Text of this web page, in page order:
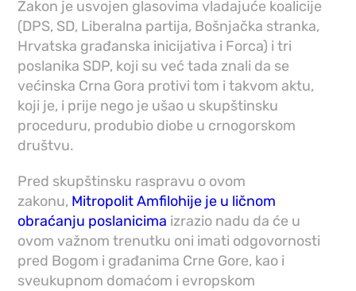
Zakon je usvojen glasovima vladajuće koalicije
(DPS, SD, Liberalna partija, Bošnjačka stranka,
Hrvatska građanska inicijativa i Forca) i tri
poslanika SDP, koji su već tada znali da se
većinska Crna Gora protivi tom i takvom aktu,
koji je, i prije nego je ušao u skupštinsku
proceduru, produbio diobe u crnogorskom
društvu.
Pred skupštinsku raspravu o ovom
zakonu, Mitropolit Amfilohije je u ličnom
obraćanju poslanicima izrazio nadu da će u
ovom važnom trenutku oni imati odgovornosti
pred Bogom i građanima Crne Gore, kao i
sveukupnom domaćom i evropskom